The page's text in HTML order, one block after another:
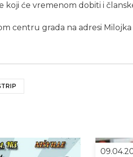
koji će vremenom dobiti i
centru grada na adresi Milojka